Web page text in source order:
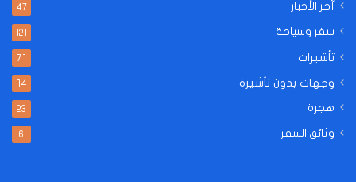
آخر الأخبار 47
سفر وسياحة 121
تأشيرات 71
وجهات بدون تأشيرة 14
هجرة 23
وثائق السفر 6